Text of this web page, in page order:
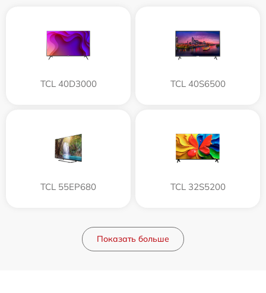
TCL 40D3000 TCL 40S6500
TCL 55EP680 TCL 32S5200
Показать больше